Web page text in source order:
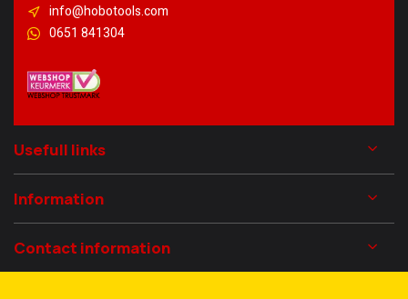
info@hobotools.com
0651 841304
Usefull links
Information
Contact information